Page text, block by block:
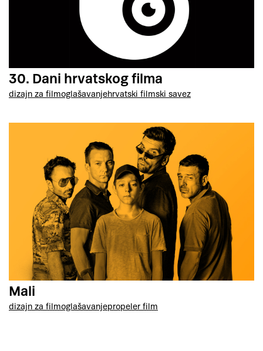
30. Dani hrvatskog filma
dizajn za filmoglašavanjehrvatski filmski savez
Mali
dizajn za filmoglašavanjepropeler film